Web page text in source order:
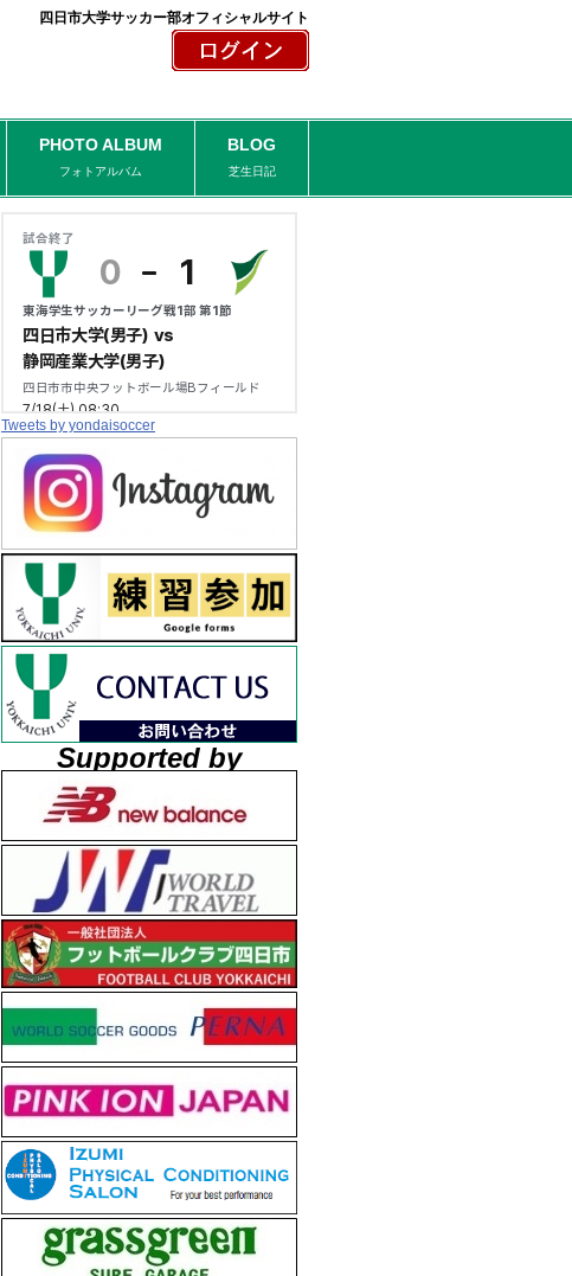
四日市大学サッカー部オフィシャルサイト
PHOTO ALBUM
フォトアルバム
BLOG
芝生日記
Tweets by yondaisoccer
Supported by